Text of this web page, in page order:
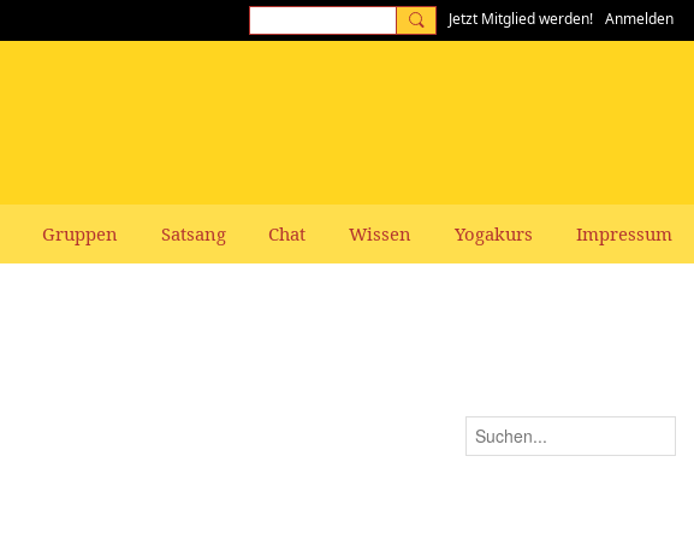
Jetzt Mitglied werden! Anmelden
Gruppen Satsang Chat Wissen Yogakurs Impressum